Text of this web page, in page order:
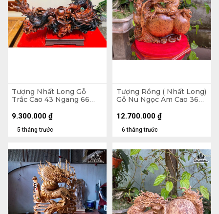
Tượng Nhất Long Gỗ
Trắc Cao 43 Ngang 66
5 tháng trước
9.300.000 ₫
Tượng Rồng ( Nhất Long)
Gỗ Nu Ngọc Am Cao 36
6 tháng trước
12.700.000 ₫